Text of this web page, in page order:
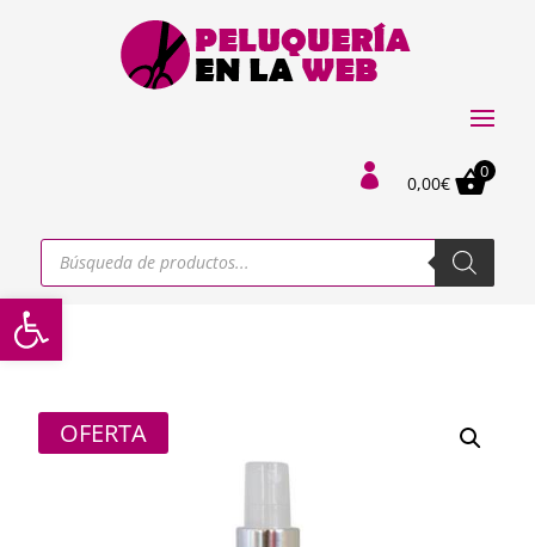
Abrir barra de herramientas
 0,00€
0
Búsqueda
productos
OFERTA